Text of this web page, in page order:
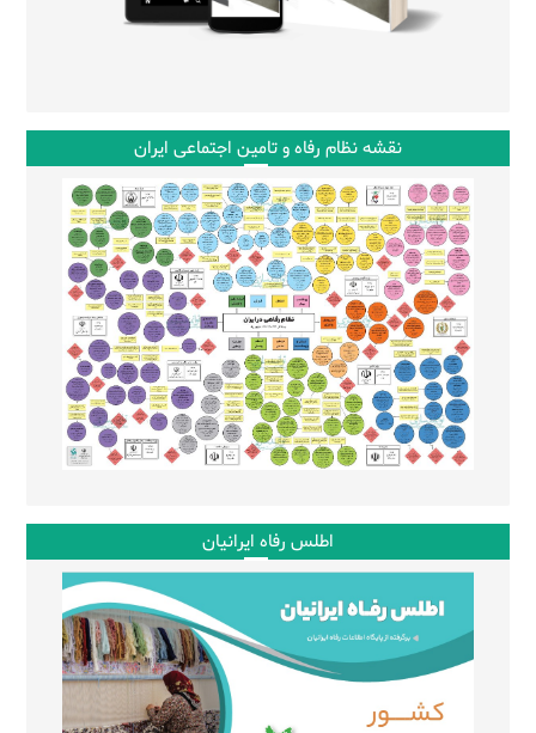
نقشه نظام رفاه و تامین اجتماعی ایران
اطلس رفاه ایرانیان